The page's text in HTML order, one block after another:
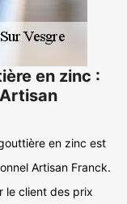
en zinc :
en zinc est
Artisan Franck.
le client des prix